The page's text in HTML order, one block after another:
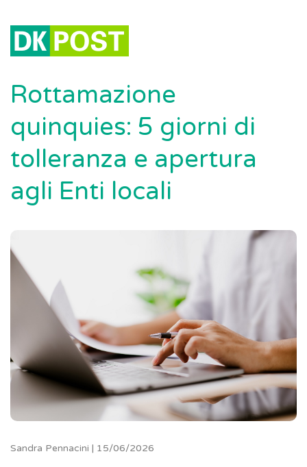
Rottamazione
quinquies: 5 giorni di
tolleranza e apertura
agli Enti locali
Sandra Pennacini | 15/06/2026